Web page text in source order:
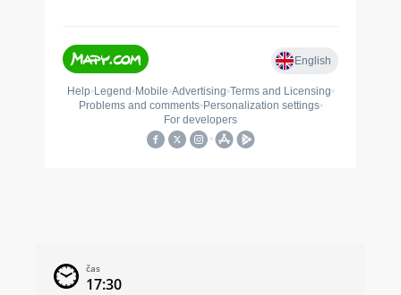
čas
17:30